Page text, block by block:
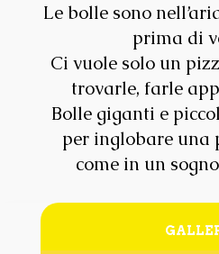
Le bolle sono
prima di
Ci vuole solo un
trovarle, farle
Bolle giganti e
per inglobare una
come in un